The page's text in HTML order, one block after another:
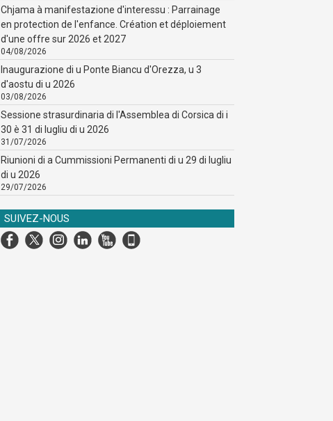
Chjama à manifestazione d'interessu : Parrainage
en protection de l'enfance. Création et déploiement
d'une offre sur 2026 et 2027
04/08/2026
Inaugurazione di u Ponte Biancu d'Orezza, u 3
d'aostu di u 2026
03/08/2026
Sessione strasurdinaria di l'Assemblea di Corsica di i
30 è 31 di lugliu di u 2026
31/07/2026
Riunioni di a Cummissioni Permanenti di u 29 di lugliu
di u 2026
29/07/2026
SUIVEZ-NOUS